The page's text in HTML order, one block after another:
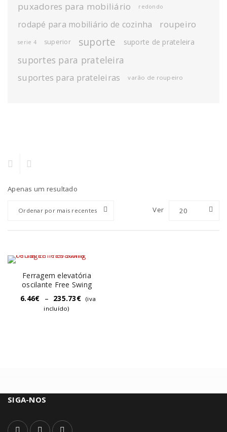
puxadores para mobiliário redondo
rodapé para mobiliário de cozinha roupeiro
serie 4 superior suporte suporte de prateleira
suportes para prateleira
suportes para prateleiras varão de roupeiro
Apenas um resultado
Ordenar por mais recentes Ver 20
Ferragem elevatória
oscilante Free Swing
6.46€ – 235.73€
(iva
incluído)
SIGA-NOS